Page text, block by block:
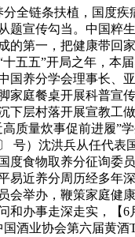
链条扶植，国度疾
宣传勾当。中国粹
的第一，把健康带
五五”开局之年，
国养分学会理事长
家庭餐桌开展科普
下层村落开展宣教
质量炊事促前进履”
号）沈洪兵从任代
度食物取养分征询
易近养分周历经多
会举办，鞭策家庭
办事走深走实，【
国酒业协会第六届黄